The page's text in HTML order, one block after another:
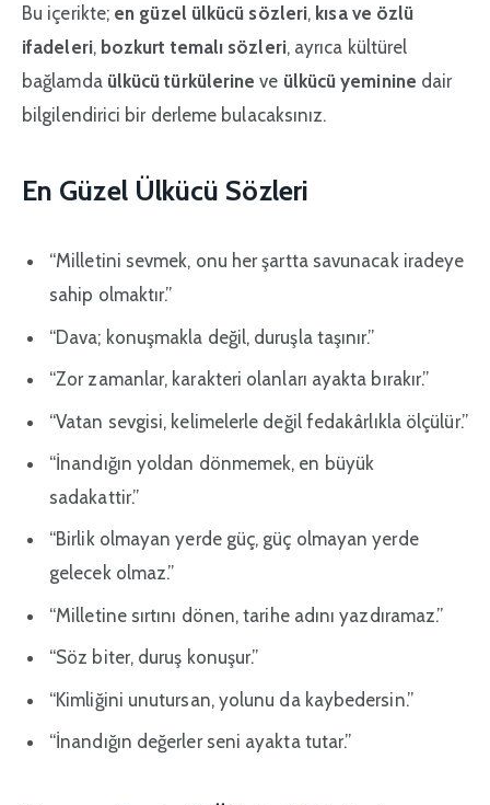
Bu içerikte; en güzel ülkücü sözleri, kısa ve özlü
ifadeleri, bozkurt temalı sözleri, ayrıca kültürel
bağlamda ülkücü türkülerine ve ülkücü yeminine dair
bilgilendirici bir derleme bulacaksınız.
En Güzel Ülkücü Sözleri
“Milletini sevmek, onu her şartta savunacak iradeye
sahip olmaktır.”
“Dava; konuşmakla değil, duruşla taşınır.”
“Zor zamanlar, karakteri olanları ayakta bırakır.”
“Vatan sevgisi, kelimelerle değil fedakârlıkla ölçülür.”
“İnandığın yoldan dönmemek, en büyük
sadakattir.”
“Birlik olmayan yerde güç, güç olmayan yerde
gelecek olmaz.”
“Milletine sırtını dönen, tarihe adını yazdıramaz.”
“Söz biter, duruş konuşur.”
“Kimliğini unutursan, yolunu da kaybedersin.”
“İnandığın değerler seni ayakta tutar.”